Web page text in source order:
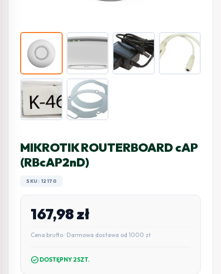
MIKROTIK ROUTERBOARD cAP
(RBcAP2nD)
SKU: 12170
167,98zł
Cena brutto · Darmowa dostawa od 1000 zł
check_circle DOSTĘPNY 2SZT.